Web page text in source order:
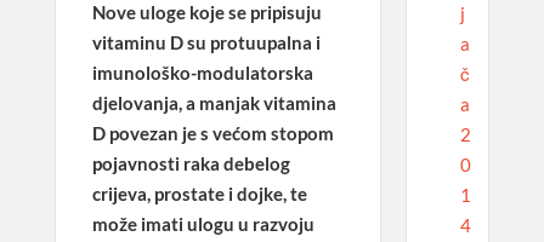
Nove uloge koje se pripisuju
vitaminu D su protuupalna i
imunološko-modulatorska
djelovanja, a manjak vitamina
D povezan je s većom stopom
pojavnosti raka debelog
crijeva, prostate i dojke, te
može imati ulogu u razvoju
j
a
č
a
2
0
1
4